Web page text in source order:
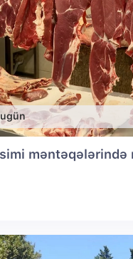
məntəqələrində